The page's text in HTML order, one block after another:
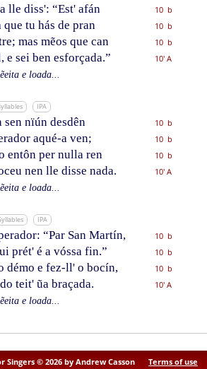
lle diss': “Est' afán
10 b
que tu hás de pran
10 b
mas mẽos que can
10 b
e sei ben esforçada.”
10' A
e loada...
IPA
sen nïún desdên
10 b
aqué-a ven;
10 b
entôn per nulla ren
10 b
nen lle disse nada.
10' A
e loada...
IPA
“Par San Martín,
10 b
prét' é a vóssa fin.”
10 b
démo e fez-ll' o bocín,
10 b
teit' ũa braçada.
10' A
e loada...
Singers © 2026 by Andrew Casson Terms of use